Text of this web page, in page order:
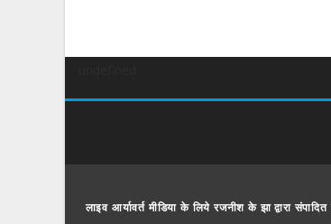
लाइव आर्यावर्त मीडिया के लिये रजनीश के झा द्वारा